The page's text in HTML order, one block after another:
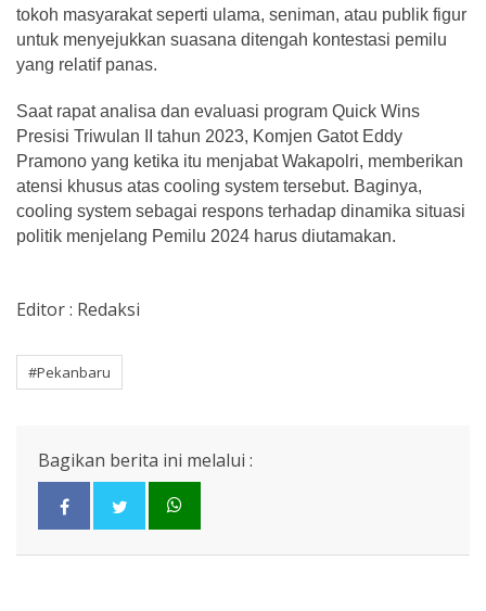
tokoh masyarakat seperti ulama, seniman, atau publik figur
untuk menyejukkan suasana ditengah kontestasi pemilu
yang relatif panas.
Saat rapat analisa dan evaluasi program Quick Wins
Presisi Triwulan II tahun 2023, Komjen Gatot Eddy
Pramono yang ketika itu menjabat Wakapolri, memberikan
atensi khusus atas cooling system tersebut. Baginya,
cooling system sebagai respons terhadap dinamika situasi
politik menjelang Pemilu 2024 harus diutamakan.
Editor : Redaksi
#Pekanbaru
Bagikan berita ini melalui :